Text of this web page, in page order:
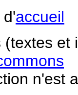
d'accueil
(textes
n'est